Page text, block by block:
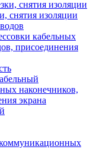
снятия изоляции
кабельных
присоединения
наконечников,
экрана